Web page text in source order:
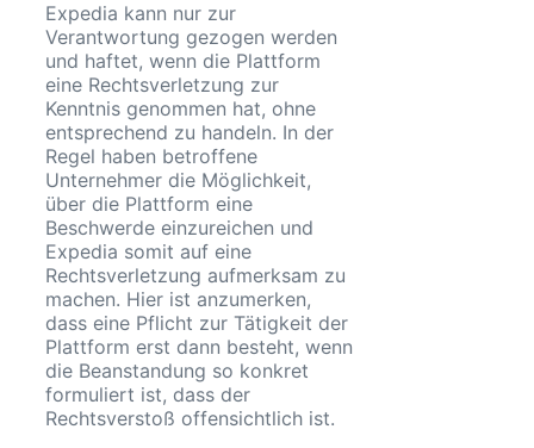
Expedia kann nur zur
Verantwortung gezogen werden
und haftet, wenn die Plattform
eine Rechtsverletzung zur
Kenntnis genommen hat, ohne
entsprechend zu handeln. In der
Regel haben betroffene
Unternehmer die Möglichkeit,
über die Plattform eine
Beschwerde einzureichen und
Expedia somit auf eine
Rechtsverletzung aufmerksam zu
machen. Hier ist anzumerken,
dass eine Pflicht zur Tätigkeit der
Plattform erst dann besteht, wenn
die Beanstandung so konkret
formuliert ist, dass der
Rechtsverstoß offensichtlich ist.